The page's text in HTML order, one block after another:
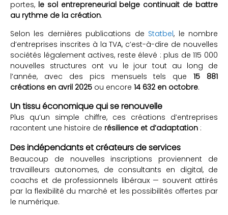
portes, le sol entrepreneurial belge continuait de battre
au rythme de la création.
Selon les dernières publications de Statbel, le nombre
d’entreprises inscrites à la TVA, c’est-à-dire de nouvelles
sociétés légalement actives, reste élevé : plus de 115 000
nouvelles structures ont vu le jour tout au long de
l’année, avec des pics mensuels tels que15 881
créations en avril 2025 ou encore 14 632 en octobre.
Un tissu économique qui se renouvelle
Plus qu’un simple chiffre, ces créations d’entreprises
racontent une histoire de résilience et d’adaptation :
Des indépendants et créateurs de services
Beaucoup de nouvelles inscriptions proviennent de
travailleurs autonomes, de consultants en digital, de
coachs et de professionnels libéraux — souvent attirés
par la flexibilité du marché et les possibilités offertes par
le numérique.